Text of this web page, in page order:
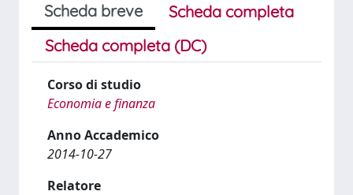
Scheda breve
Scheda completa
Scheda completa (DC)
Corso di studio
Economia e finanza
Anno Accademico
2014-10-27
Relatore